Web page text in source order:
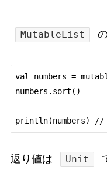
MutableList
val numbers =
numbers.sort()
返り値は Unit